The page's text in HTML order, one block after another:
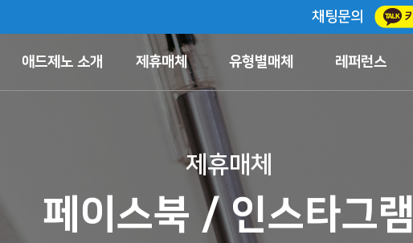
채팅문의
애드제노 소개 제휴매체 유형별매체 레퍼런스
제휴매체
페이스북 / 인스타그램